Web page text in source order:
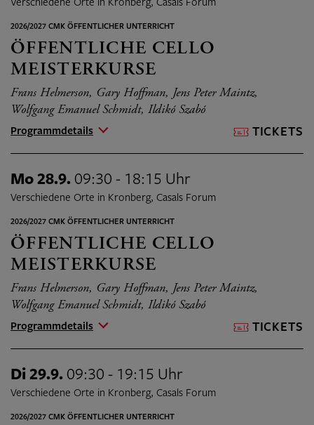
2026/2027 CMK ÖFFENTLICHER UNTERRICHT
ÖFFENTLICHE CELLO
MEISTERKURSE
Frans Helmerson, Gary Hoffman, Jens Peter Maintz,
Wolfgang Emanuel Schmidt, Ildikó Szabó
Programmdetails TICKETS
Mo 28.9. 09:30 - 18:15 Uhr
Verschiedene Orte in Kronberg, Casals Forum
2026/2027 CMK ÖFFENTLICHER UNTERRICHT
ÖFFENTLICHE CELLO
MEISTERKURSE
Frans Helmerson, Gary Hoffman, Jens Peter Maintz,
Wolfgang Emanuel Schmidt, Ildikó Szabó
Programmdetails TICKETS
Di 29.9. 09:30 - 19:15 Uhr
Verschiedene Orte in Kronberg, Casals Forum
2026/2027 CMK ÖFFENTLICHER UNTERRICHT